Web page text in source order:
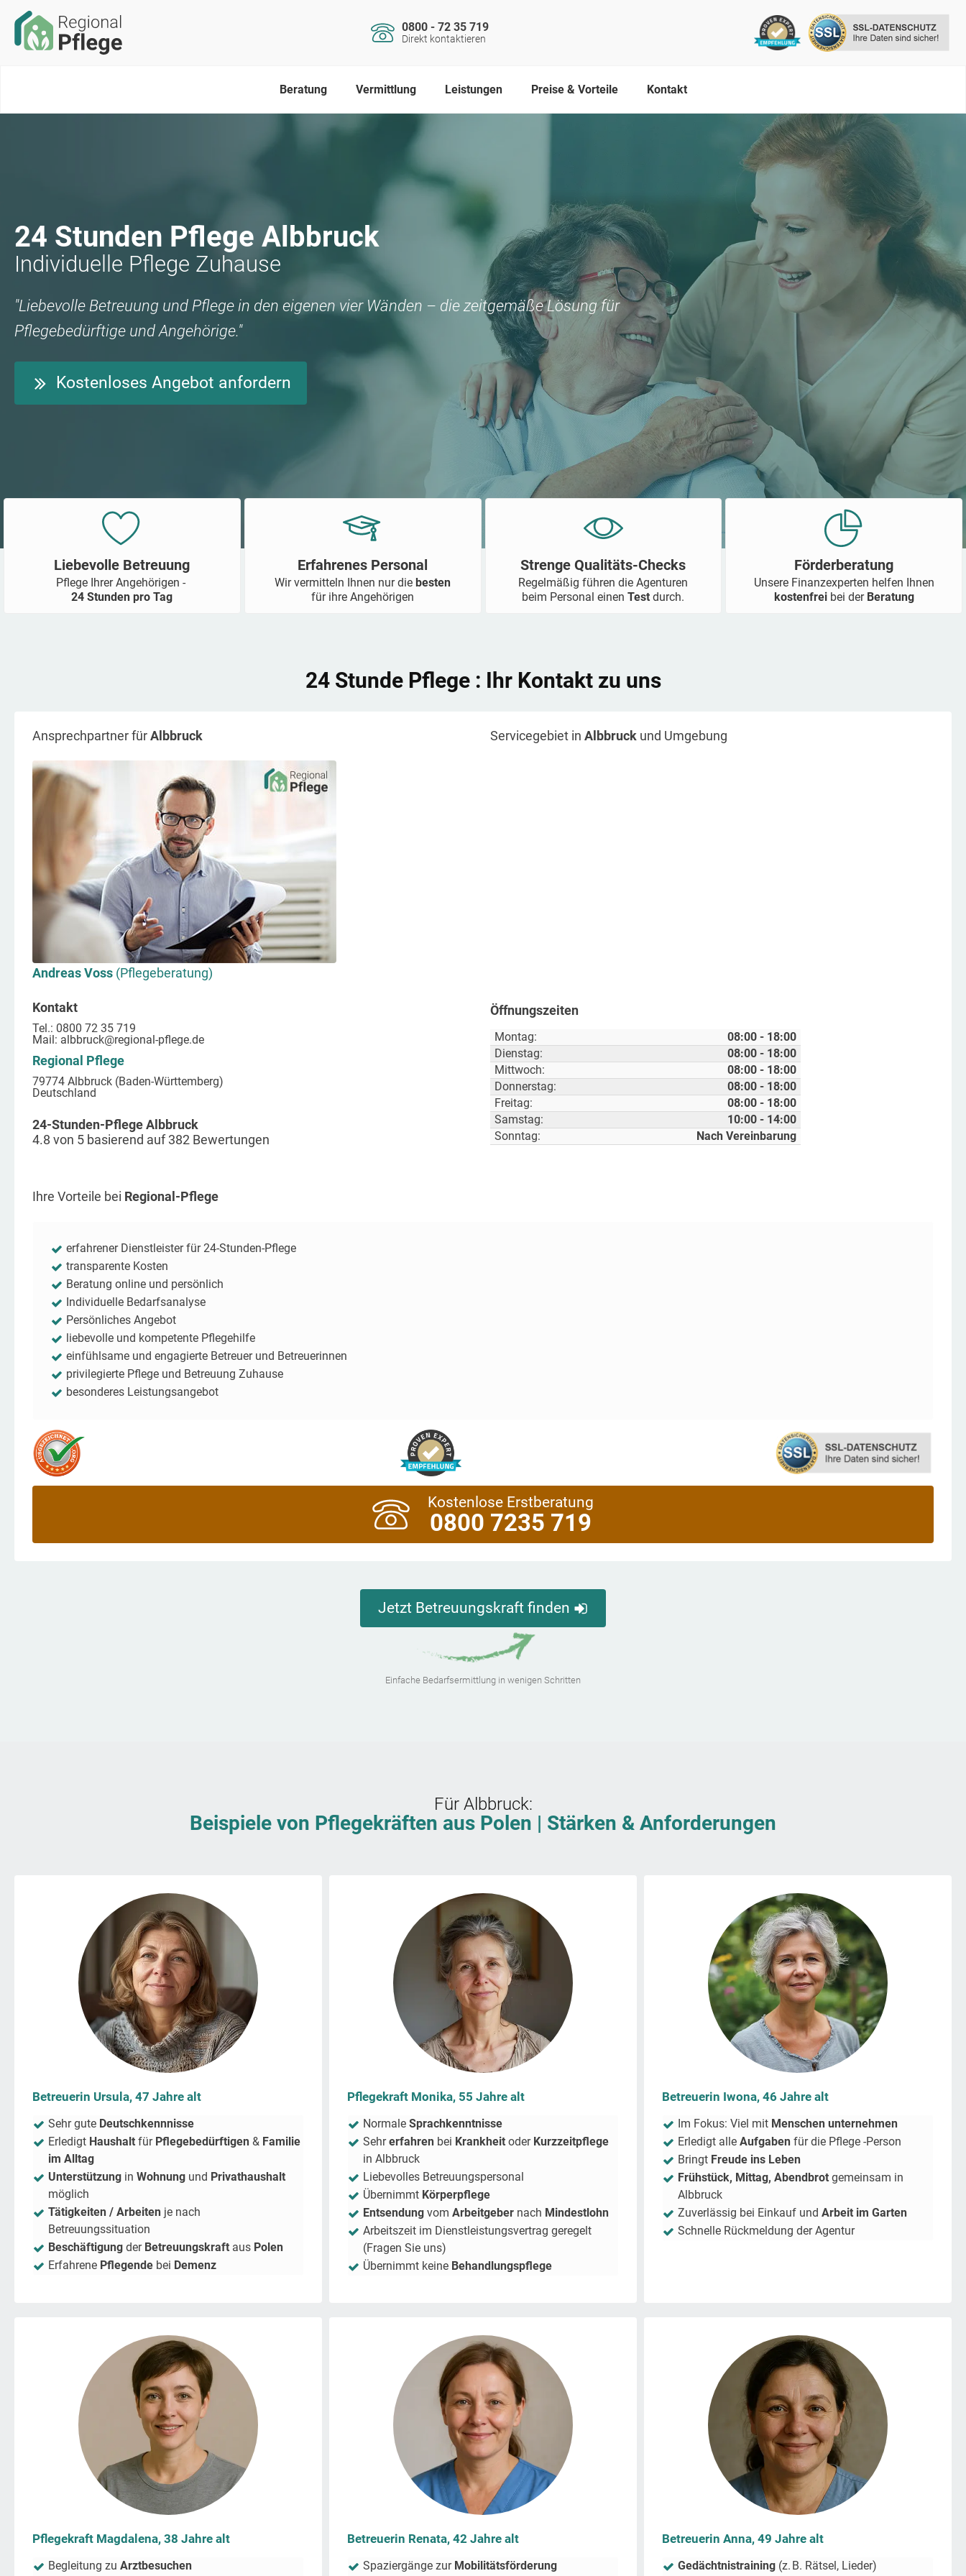
0800 - 72 35 719
Direkt kontaktieren
Beratung Vermittlung Leistungen Preise & Vorteile Kontakt
24 Stunden Pflege Albbruck
Individuelle Pflege Zuhause
"Liebevolle Betreuung und Pflege in den eigenen vier Wänden – die zeitgemäße Lösung für
Pflegebedürftige und Angehörige."
Kostenloses Angebot anfordern
Liebevolle Betreuung
Pflege Ihrer Angehörigen -
24 Stunden pro Tag
Erfahrenes Personal
Wir vermitteln Ihnen nur diebesten
für ihre Angehörigen
Strenge Qualitäts-Checks
Regelmäßig führen die Agenturen
beim Personal einenTestdurch.
Förderberatung
Unsere Finanzexperten helfen Ihnen
kostenfrei bei der Beratung
24 Stunde Pflege : Ihr Kontakt zu uns
Ansprechpartner fürAlbbruck
Andreas Voss (Pflegeberatung)
Kontakt
Tel.: 0800 72 35 719
Mail: albbruck@regional-pflege.de
Regional Pflege
79774 Albbruck (Baden-Württemberg)
Deutschland
24-Stunden-Pflege Albbruck
4.8 von 5 basierend auf382 Bewertungen
Servicegebiet in Albbruck und Umgebung
Öffnungszeiten
Montag:
08:00 - 18:00
Dienstag:
08:00 - 18:00
Mittwoch:
08:00 - 18:00
Donnerstag:
08:00 - 18:00
Freitag:
08:00 - 18:00
Samstag:
10:00 - 14:00
Sonntag:
Nach Vereinbarung
Ihre Vorteile bei Regional-Pflege
erfahrener Dienstleister für 24-Stunden-Pflege
transparente Kosten
Beratung online und persönlich
Individuelle Bedarfsanalyse
Persönliches Angebot
liebevolle und kompetente Pflegehilfe
einfühlsame und engagierte Betreuer und Betreuerinnen
privilegierte Pflege und Betreuung Zuhause
besonderes Leistungsangebot
Kostenlose Erstberatung
0800 7235 719
Jetzt Betreuungskraft finden
Einfache Bedarfsermittlung in wenigen Schritten
Für Albbruck:
Beispiele von Pflegekräften aus Polen | Stärken & Anforderungen
Betreuerin Ursula, 47 Jahre alt
Sehr gute Deutschkennnisse
Erledigt Haushalt für Pflegebedürftigen & Familie
im Alltag
Unterstützung in Wohnung und Privathaushalt
möglich
Tätigkeiten / Arbeiten je nach
Betreuungssituation
Beschäftigung der Betreuungskraft aus Polen
Erfahrene Pflegende bei Demenz
Pflegekraft Monika, 55 Jahre alt
Normale Sprachkenntnisse
Sehrerfahren bei Krankheit oder Kurzzeitpflege
in Albbruck
Liebevolles Betreuungspersonal
Übernimmt Körperpflege
Entsendung vom Arbeitgeber nach Mindestlohn
Arbeitszeit im Dienstleistungsvertrag geregelt
(Fragen Sie uns)
Übernimmt keine Behandlungspflege
Betreuerin Iwona, 46 Jahre alt
Im Fokus: Viel mit Menschen unternehmen
Erledigt alle Aufgaben für die Pflege -Person
Bringt Freude ins Leben
Frühstück, Mittag, Abendbrot gemeinsam in
Albbruck
Zuverlässig bei Einkauf und Arbeit im Garten
Schnelle Rückmeldung der Agentur
Pflegekraft Magdalena, 38 Jahre alt
Begleitung zu Arztbesuchen
Betreuerin Renata, 42 Jahre alt
Spaziergänge zur Mobilitätsförderung
Betreuerin Anna, 49 Jahre alt
Gedächtnistraining (z. B. Rätsel, Lieder)